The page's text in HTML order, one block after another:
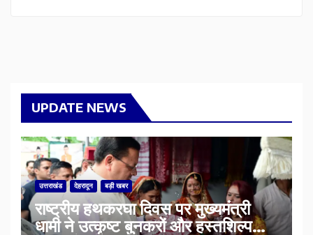
UPDATE NEWS
उत्तराखंड देहरादून बड़ी खबर
राष्ट्रीय हथकरघा दिवस पर मुख्यमंत्री
धामी ने उत्कृष्ट बुनकरों और हस्तशिल्प